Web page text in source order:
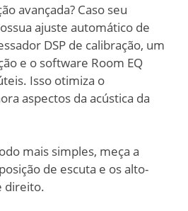
avançada? Caso seu
ajuste automático de
DSP de calibração, um
e o software Room EQ
Isso otimiza o
aspectos da acústica da
mais simples, meça a
de escuta e os alto-
direito.